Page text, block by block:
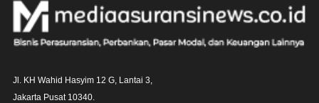
Jl. KH Wahid Hasyim 12 G, Lantai 3,
Jakarta Pusat 10340.